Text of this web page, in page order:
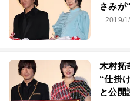
さみが
2019/
木村拓
“仕掛
と公開